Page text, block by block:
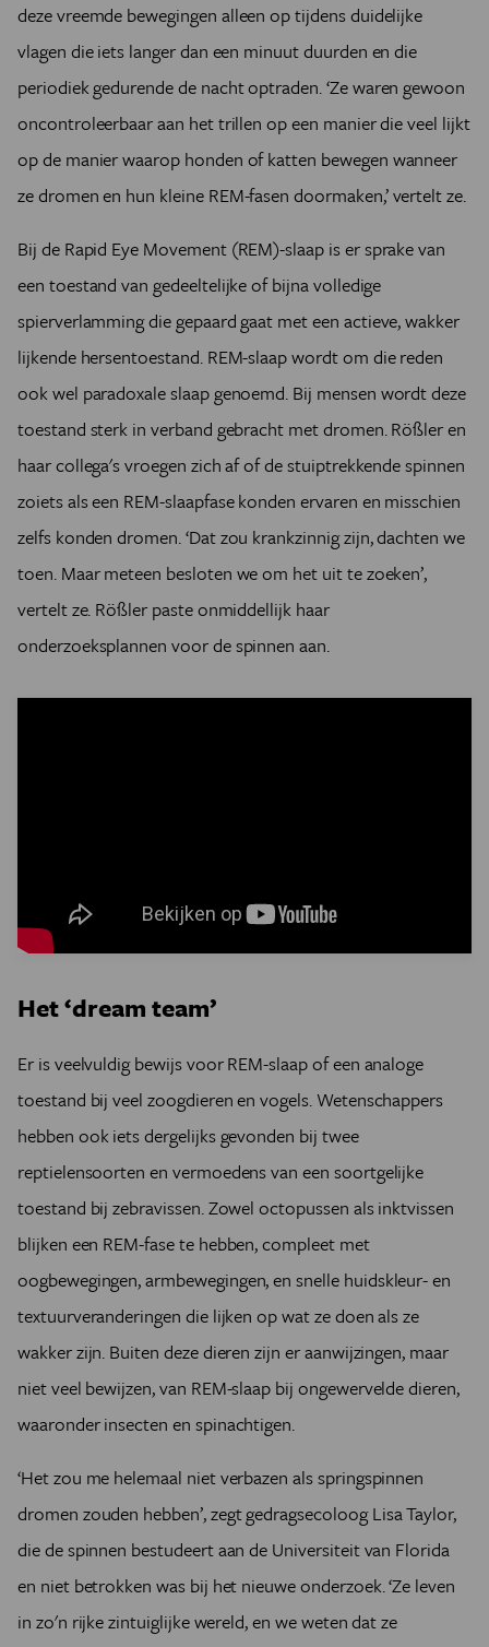
deze vreemde bewegingen alleen op tijdens duidelijke
vlagen die iets langer dan een minuut duurden en die
periodiek gedurende de nacht optraden.‘Ze waren gewoon
oncontroleerbaar aan het trillen op een manier die veel lijkt
op de manier waarop honden of katten bewegen wanneer
ze dromen en hun kleine REM-fasen doormaken,’ vertelt ze.
Bij de Rapid Eye Movement (REM)-slaap is er sprake van
een toestand van gedeeltelijke of bijna volledige
spierverlamming die gepaard gaat met een actieve, wakker
lijkende hersentoestand. REM-slaap wordt om die reden
ook wel paradoxale slaap genoemd. Bij mensen wordt deze
toestand sterk in verband gebracht met dromen. Rößler en
haar collega's vroegen zich af of de stuiptrekkende spinnen
zoiets als een REM-slaapfase konden ervaren en misschien
zelfs konden dromen. ‘Dat zou krankzinnig zijn, dachten we
toen. Maar meteen besloten we om het uit te zoeken’,
vertelt ze. Rößler paste onmiddellijk haar
onderzoeksplannen voor de spinnen aan.
Het ‘dream team’
Er is veelvuldig bewijs voor REM-slaap of een analoge
toestand bij veel zoogdieren en vogels. Wetenschappers
hebben ook iets dergelijks gevonden bij twee
reptielensoorten en vermoedens van een soortgelijke
toestand bij zebravissen. Zowel octopussen als inktvissen
blijken een REM-fase te hebben, compleet met
oogbewegingen, armbewegingen, en snelle huidskleur- en
textuurveranderingen die lijken op wat ze doen als ze
wakker zijn. Buiten deze dieren zijn er aanwijzingen, maar
niet veel bewijzen, van REM-slaap bij ongewervelde dieren,
waaronder insecten en spinachtigen.
‘Het zou me helemaal niet verbazen als springspinnen
dromen zouden hebben’, zegt gedragsecoloog Lisa Taylor,
die de spinnen bestudeert aan de Universiteit van Florida
en niet betrokken was bij het nieuwe onderzoek. ‘Ze leven
in zo'n rijke zintuiglijke wereld, en we weten dat ze